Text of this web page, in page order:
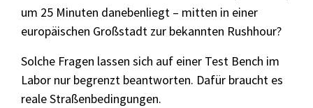
Security Essentials
Xray - Testmanagement für Jira
um 25 Minuten danebenliegt – mitten in einer
europäischen Großstadt zur bekannten Rushhour?
Solche Fragen lassen sich auf einer Test Bench im
Labor nur begrenzt beantworten. Dafür braucht es
reale Straßenbedingungen.